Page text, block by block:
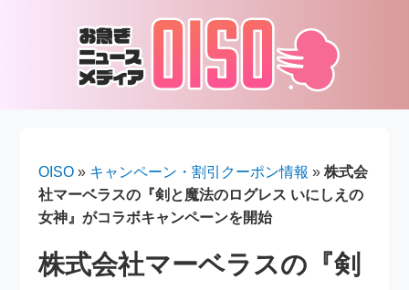
OISO » キャンペーン・割引クーポン情報 »株式会
社マーベラスの『剣と魔法のログレス いにしえの
女神』がコラボキャンペーンを開始
株式会社マーベラスの『剣